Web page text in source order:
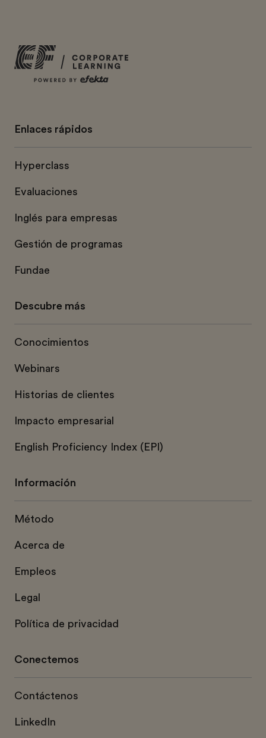
Enlaces rápidos
Hyperclass
Evaluaciones
Inglés para empresas
Gestión de programas
Fundae
Descubre más
Conocimientos
Webinars
Historias de clientes
Impacto empresarial
English Proficiency Index (EPI)
Información
Método
Acerca de
Empleos
Legal
Política de privacidad
Conectemos
Contáctenos
LinkedIn